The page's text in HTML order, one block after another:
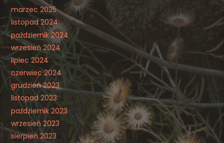
marzec 2025
listopad 2024
październik 2024
wrzesień 2024
lipiec 2024
czerwiec 2024
grudzień 2023
listopad 2023
październik 2023
wrzesień 2023
sierpień 2023